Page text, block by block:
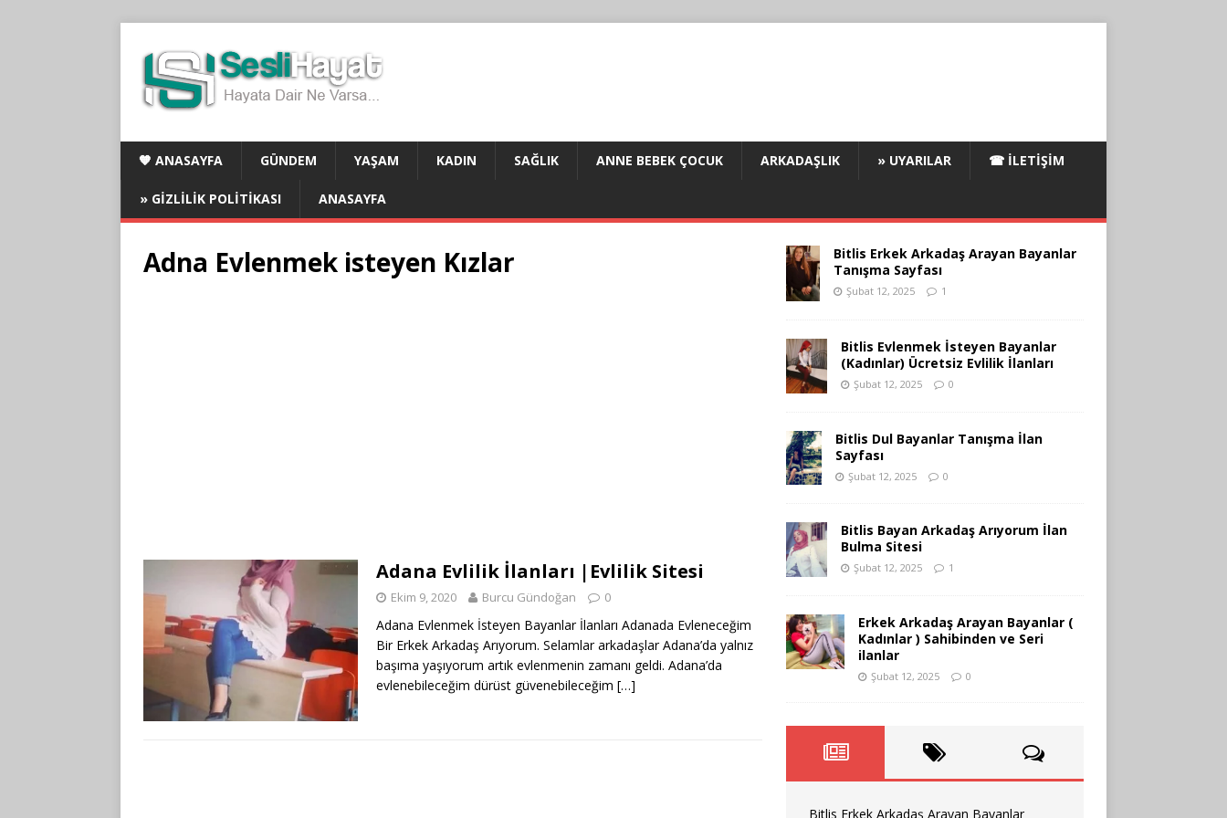
🧡 ANASAYFA GÜNDEM YAŞAM KADIN SAĞLIK ANNE BEBEK ÇOCUK ARKADAŞLIK » UYARILAR ☎ İLETIŞIM
» GIZLILIK POLITIKASI ANASAYFA
Adna Evlenmek isteyen Kızlar
Adana Evlilik İlanları |Evlilik Sitesi
Ekim 9, 2020 Burcu Gündoğan 0
Adana Evlenmek İsteyen Bayanlar İlanları Adanada Evleneceğim
Bir Erkek Arkadaş Arıyorum. Selamlar arkadaşlar Adana’da yalnız
başıma yaşıyorum artık evlenmenin zamanı geldi. Adana’da
evlenebileceğim dürüst güvenebileceğim […]
Bitlis Erkek Arkadaş Arayan Bayanlar
Tanışma Sayfası
Şubat 12, 2025 1
Bitlis Evlenmek İsteyen Bayanlar
(Kadınlar) Ücretsiz Evlilik İlanları
Şubat 12, 2025 0
Bitlis Dul Bayanlar Tanışma İlan
Sayfası
Şubat 12, 2025 0
Bitlis Bayan Arkadaş Arıyorum İlan
Bulma Sitesi
Şubat 12, 2025 1
Erkek Arkadaş Arayan Bayanlar (
Kadınlar ) Sahibinden ve Seri
ilanlar
Şubat 12, 2025 0
Bitlis Erkek Arkadaş Arayan Bayanlar